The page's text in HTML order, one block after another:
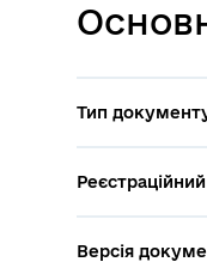
Тип
Версія